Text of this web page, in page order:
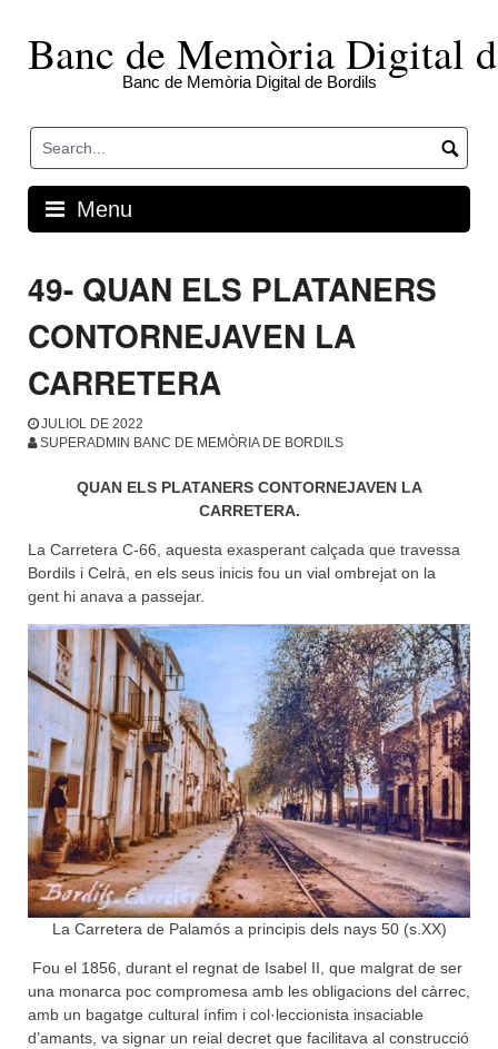
contentBanc de Memòria Digital
Banc de Memòria Digital de Bordils
Menu
49- QUAN ELS PLATANERS
CONTORNEJAVEN LA
CARRETERA
JULIOL DE 2022
SUPERADMIN BANC DE MEMÒRIA DE BORDILS
QUAN ELS PLATANERS CONTORNEJAVEN LA
CARRETERA.
La Carretera C-66, aquesta exasperant calçada que travessa
Bordils i Celrà, en els seus inicis fou un vial ombrejat on la
gent hi anava a passejar.
La Carretera de Palamós a principis dels nays 50 (s.XX)
Fou el 1856, durant el regnat de Isabel II, que malgrat de ser
una monarca poc compromesa amb les obligacions del càrrec,
amb un bagatge cultural ínfim i col·leccionista insaciable
d’amants, va signar un reial decret que facilitava al construcció